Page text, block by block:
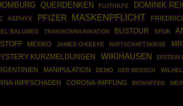
QUERDENKEN FLUTHILFE DOMINIK
ASPHYX PFIZER MASKENPFLICHT
BALLWEG TRANSKOMMUNIKATION BUSTOUR SPUK
MEXIKO JAMES O'KEEFE WIRTSCHAFTSKRISE
KURZMELDUNGEN WIKIHAUSEN EPSTEIN
MANIPULATION DEMO DER MENSCH
IMPFSCHADEN CORONA-IMPFUNG BIOWAFFEN